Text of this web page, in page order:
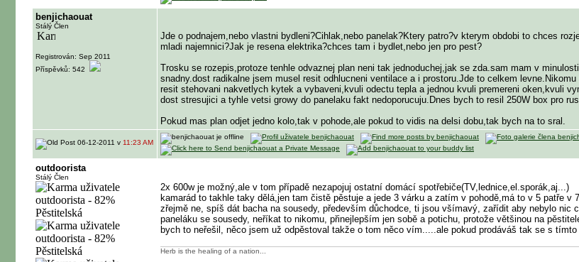
benjichaouat
Stálý Člen
Registrován: Sep 2011
Příspěvků: 542
Jde o podnajem,nebo vlastni bydleni?Cihlak,nebo panelak?Ktery patro?v kterym obdobi to chces
mladi najemnici?Jak je resena elektrika?chces tam i bydlet,nebo jen pro pest?
Trosku se rozepis,protoze tenhle odvaznej plan neni tak jednoduchej,jak se zda.sam mam v
snadny.dost radikalne jsem musel resit odhlucneni ventilace a i prostoru.Jde to celkem
resit stehovani nakvetlych kytek a vybaveni,kvuli odectu tepla a jednou kvuli premereni oken,kvuli
dost stresujici a tyhle vetsi growy do panelaku fakt nedoporucuju.Dnes bych to resil 250W box pro
Pokud mas plan odjet jedno kolo,tak v pohode,ale pokud to vidis na delsi dobu,tak bych na to sral.
06-12-2011 v 11:23 AM
outdoorista
Stálý Člen
2x 600w je možný,ale v tom případě nezapojuj ostatní domácí spotřebiče(TV,lednice,el.sporák,aj...)
kamarád to takhle taky dělá,jen tam čistě pěstuje a jede 3 várku a zatím v pohodě,má to v 5 patře
zřejmě ne, spíš dát bacha na sousedy, především důchodce, ti jsou všímavý, zařídit aby nebylo
paneláku se sousedy, neříkat to nikomu, přinejlepším jen sobě a potichu, protože většinou na
bych to neřešil, něco jsem už odpěstoval takže o tom něco vím.....ale pokud prodáváš tak se s tímto
Herb is the healing of a nation...